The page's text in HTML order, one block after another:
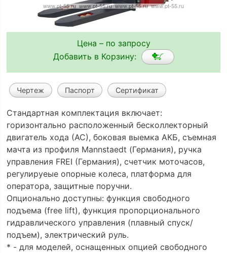
Цена – по запросу
Добавить в Корзину:
Чертеж Паспорт Сертификат
Стандартная комплектация включает:
горизонтально расположенный бесколлекторный
двигатель хода (АС), боковая выемка АКБ, съемная
мачта из профиля Mannstaedt (Германия), ручка
управления FREI (Германия), счетчик моточасов,
регулируеые опорные колеса, платформа для
оператора, защитные поручни.
Опционально доступны: функция свободного
подъема (free lift), функция пропорционального
гидравлического управления (плавный спуск/
подъем), электрический руль.
* - для моделей, оснащенных опцией свободного